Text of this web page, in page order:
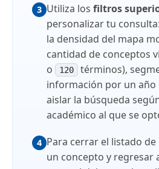
3 Utiliza los filtros
personalizar tu
la densidad del mapa
cantidad de conceptos
o 120
términos),
información por un año
aislar la búsqueda
académico al que se
4 Para cerrar el listado
un concepto y regresar